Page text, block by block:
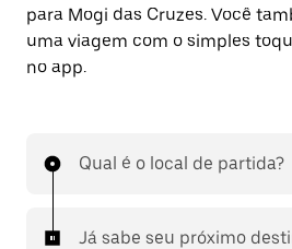
para Mogi das Cruzes. Você
uma viagem com o simples
no app.
Qual é o local de partida?
Já sabe seu próximo